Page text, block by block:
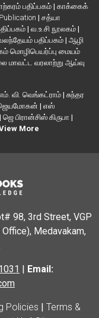
பதிப்பகம்| காக்கைக்
| சத்யா
| வ.உ.சி நூலகம் |
பதிப்பகம் | ஆழி
மொழிபெயர்ப்பு மையம்
மாவட்ட வரலாற்று ஆய்வு
வி. வெங்கட்ராம் | சுந்தர
| எஸ்
| ஜெ பிரான்சிஸ் கிருபா |
More
98, 3rd Street, VGP
Medavakam,
| Email:
Policies | Terms &